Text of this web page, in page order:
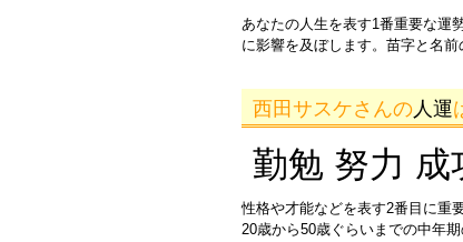
あなたの人生を表す1番重要な運
に影響を及ぼします。苗字と名前
西田サスケさんの 人運
勤勉 努力 成
性格や才能などを表す2番目に重
20歳から50歳ぐらいまでの中年